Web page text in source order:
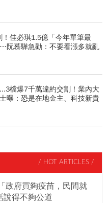
佳必琪1.5億「今年單筆最
阮慕驊急勸：不要看漲多就亂
檔爆7千萬違約交割！業內大
曝：恐是在地金主、科技新貴
/ HOT ARTICLES /
政府買夠疫苗，民間就
說得不夠公道